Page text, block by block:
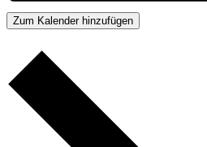
Zum Kalender hinzufügen